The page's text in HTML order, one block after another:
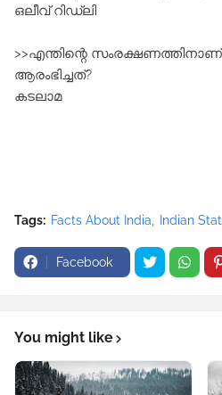
ഒലീവ്‌ റിഡ്ലി
>>എന്തിന്റെ
ആരംഭിച്ചത്‌?
കടലാമ
Tags: Facts About India Indian
Facebook
You might like